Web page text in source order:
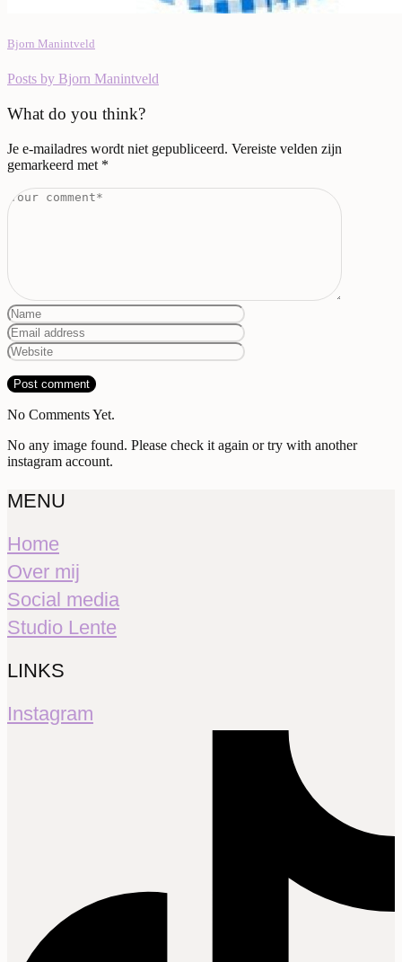
Bjorn Manintveld
Posts by Bjorn Manintveld
What do you think?
Je e-mailadres wordt niet gepubliceerd. Vereiste velden zijn
gemarkeerd met *
No Comments Yet.
No any image found. Please check it again or try with another
instagram account.
MENU
Home
Over mij
Social media
Studio Lente
LINKS
Instagram